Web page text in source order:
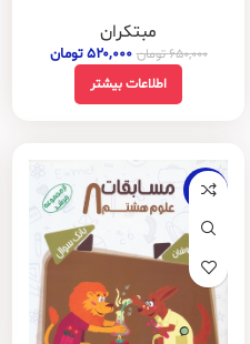
مبتکران
۶۵۰,۰۰۰تومان ۵۲۰,۰۰۰ تومان
اطلاعات بیشتر
-21%